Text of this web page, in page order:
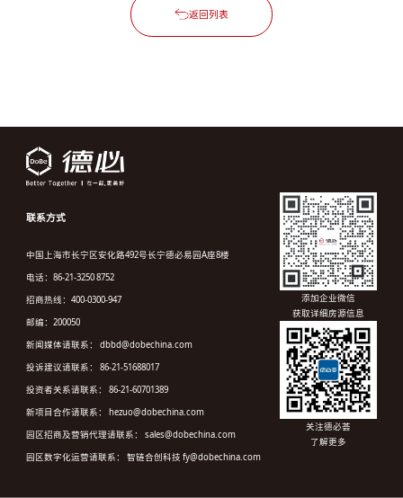
返回列表
联系方式
中国上海市长宁区安化路492号长宁德必易园A座8楼
电话：86-21-3250 8752
招商热线：400-0300-947
邮编：200050
新闻媒体请联系： dbbd@dobechina.com
投诉建议请联系： 86-21-51688017
投资者关系请联系： 86-21-60701389
新项目合作请联系： hezuo@dobechina.com
园区招商及营销代理请联系： sales@dobechina.com
园区数字化运营请联系： 智链合创科技 fy@dobechina.com
添加企业微信
获取详细房源信息
关注德必荟
了解更多